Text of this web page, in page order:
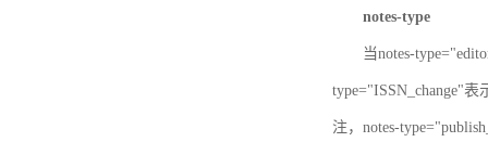
notes-type
当notes-
type="ISSN_change"
注，notes-